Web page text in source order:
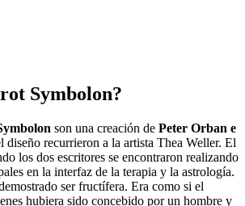
Symbolon?
son una creación de Peter Orban e
diseño recurrieron a la artista Thea Weller. El
los dos escritores se encontraron realizando
en la interfaz de la terapia y la astrología.
ser fructífera. Era como si el
hubiera sido concebido por un hombre y